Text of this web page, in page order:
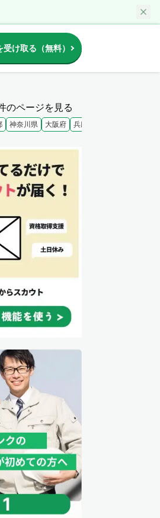
け取る（無料）
のページを見る
神奈川県 大阪府 兵庫県